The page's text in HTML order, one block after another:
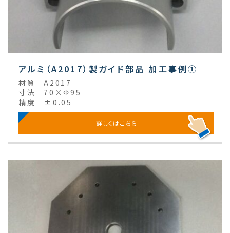
アルミ（A2017）製ガイド部品 加工事例①
材質
A2017
寸法
70×Φ95
精度
±0.05
詳しくはこちら